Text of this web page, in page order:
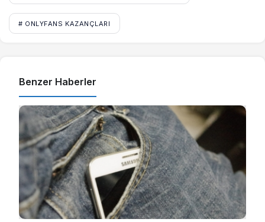
# ONLYFANS KAZANÇLARI
Benzer Haberler